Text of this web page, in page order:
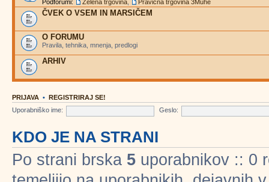
Podforumi: Zelena trgovina Pravična trgovina 3Muhe
ČVEK O VSEM IN MARSIČEM
O FORUMU
Pravila, tehnika, mnenja, predlogi
ARHIV
PRIJAVA • REGISTRIRAJ SE!
Uporabniško ime:
Geslo:
KDO JE NA STRANI
Po strani brska 5 uporabnikov :: 0